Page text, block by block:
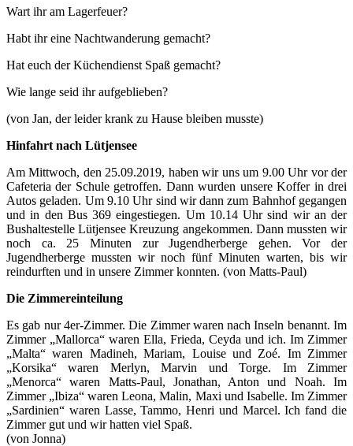
Wart ihr am Lagerfeuer?
Habt ihr eine Nachtwanderung gemacht?
Hat euch der Küchendienst Spaß gemacht?
Wie lange seid ihr aufgeblieben?
(von Jan, der leider krank zu Hause bleiben musste)
Hinfahrt nach Lütjensee
Am Mittwoch, den 25.09.2019, haben wir uns um 9.00 Uhr vor der
Cafeteria der Schule getroffen. Dann wurden unsere Koffer in drei
Autos geladen. Um 9.10 Uhr sind wir dann zum Bahnhof gegangen
und in den Bus 369 eingestiegen. Um 10.14 Uhr sind wir an der
Bushaltestelle Lütjensee Kreuzung angekommen. Dann mussten wir
noch ca. 25 Minuten zur Jugendherberge gehen. Vor der
Jugendherberge mussten wir noch fünf Minuten warten, bis wir
reindurften und in unsere Zimmer konnten. (von Matts-Paul)
Die Zimmereinteilung
Es gab nur 4er-Zimmer. Die Zimmer waren nach Inseln benannt. Im
Zimmer „Mallorca“ waren Ella, Frieda, Ceyda und ich. Im Zimmer
„Malta“ waren Madineh, Mariam, Louise und Zoé. Im Zimmer
„Korsika“ waren Merlyn, Marvin und Torge. Im Zimmer
„Menorca“ waren Matts-Paul, Jonathan, Anton und Noah. Im
Zimmer „Ibiza“ waren Leona, Malin, Maxi und Isabelle. Im Zimmer
„Sardinien“ waren Lasse, Tammo, Henri und Marcel. Ich fand die
Zimmer gut und wir hatten viel Spaß.
(von Jonna)